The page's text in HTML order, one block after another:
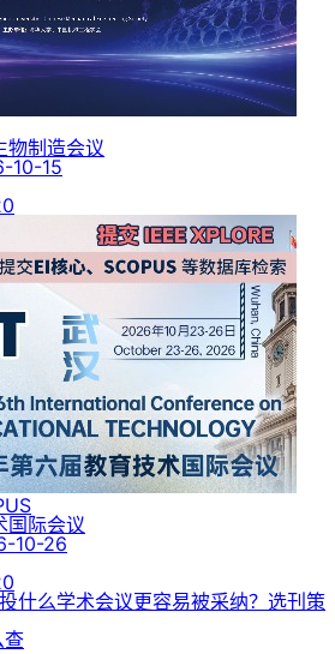
物制造会议
10-15
国际会议
10-26
什么学术会议更容易被采纳？选刊策
查